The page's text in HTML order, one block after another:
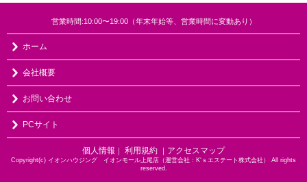
営業時間:10:00〜19:00（年末年始等、営業時間に変動あり）
ホーム
会社概要
お問い合わせ
PCサイト
個人情報 ｜ 利用規約 ｜ アクセスマップ
Copyright(c) イオンハウジング イオンモール上尾店（運営会社：K‘ｓエステート株式会社） All rights
reserved.